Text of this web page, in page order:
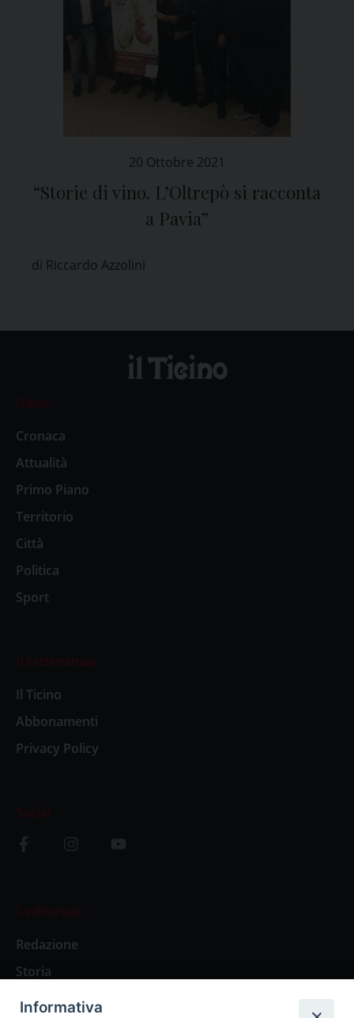
20 Ottobre 2021
“Storie di vino. L’Oltrepò si racconta
a Pavia”
di Riccardo Azzolini
News
Cronaca
Attualità
Primo Piano
Territorio
Città
Politica
Sport
Il settimanale
Il Ticino
Abbonamenti
Privacy Policy
Social
L’editoriale
Redazione
Storia
Informativa